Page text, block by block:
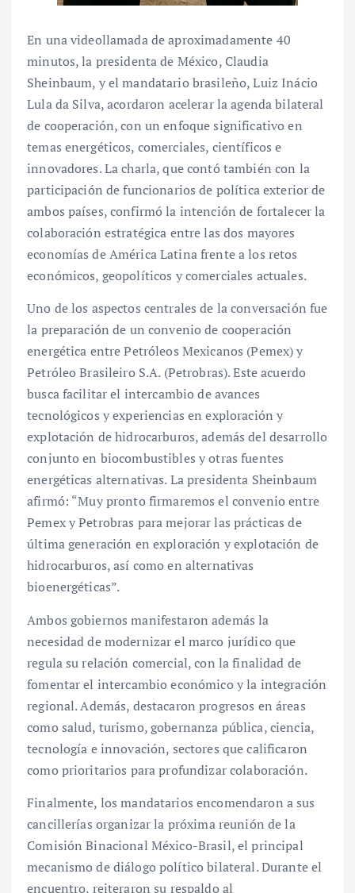
En una videollamada de aproximadamente 40
minutos, la presidenta de México, Claudia
Sheinbaum, y el mandatario brasileño, Luiz Inácio
Lula da Silva, acordaron acelerar la agenda bilateral
de cooperación, con un enfoque significativo en
temas energéticos, comerciales, científicos e
innovadores. La charla, que contó también con la
participación de funcionarios de política exterior de
ambos países, confirmó la intención de fortalecer la
colaboración estratégica entre las dos mayores
economías de América Latina frente a los retos
económicos, geopolíticos y comerciales actuales.
Uno de los aspectos centrales de la conversación fue
la preparación de un convenio de cooperación
energética entre Petróleos Mexicanos (Pemex) y
Petróleo Brasileiro S.A. (Petrobras). Este acuerdo
busca facilitar el intercambio de avances
tecnológicos y experiencias en exploración y
explotación de hidrocarburos, además del desarrollo
conjunto en biocombustibles y otras fuentes
energéticas alternativas. La presidenta Sheinbaum
afirmó: “Muy pronto firmaremos el convenio entre
Pemex y Petrobras para mejorar las prácticas de
última generación en exploración y explotación de
hidrocarburos, así como en alternativas
bioenergéticas”.
Ambos gobiernos manifestaron además la
necesidad de modernizar el marco jurídico que
regula su relación comercial, con la finalidad de
fomentar el intercambio económico y la integración
regional. Además, destacaron progresos en áreas
como salud, turismo, gobernanza pública, ciencia,
tecnología e innovación, sectores que calificaron
como prioritarios para profundizar colaboración.
Finalmente, los mandatarios encomendaron a sus
cancillerías organizar la próxima reunión de la
Comisión Binacional México-Brasil, el principal
mecanismo de diálogo político bilateral. Durante el
encuentro, reiteraron su respaldo al